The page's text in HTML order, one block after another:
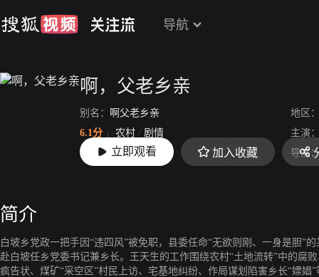
导航
啊，父老乡亲
别名： 啊父老乡亲
地区
6.1分
农村 / 剧情
主演
上映： 2018 导演
立即观看 加入收藏
简介
白坡乡党政一把手因“违四风”被免职，县委任命“无欲则刚、一身是胆”
赴白坡任乡党委书记兼乡长。王天生的工作围绕农村“土地流转”中的腐
疯告状、煤矿“采空区”村民上访、宅基地纠纷、作局谋划陷害乡长“嫖娼